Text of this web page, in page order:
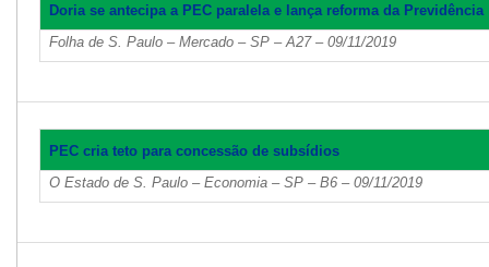
Doria se antecipa a PEC paralela e lança reforma da Previdência
Folha de S. Paulo – Mercado – SP – A27 – 09/11/2019
PEC cria teto para concessão de subsídios
O Estado de S. Paulo – Economia – SP – B6 – 09/11/2019